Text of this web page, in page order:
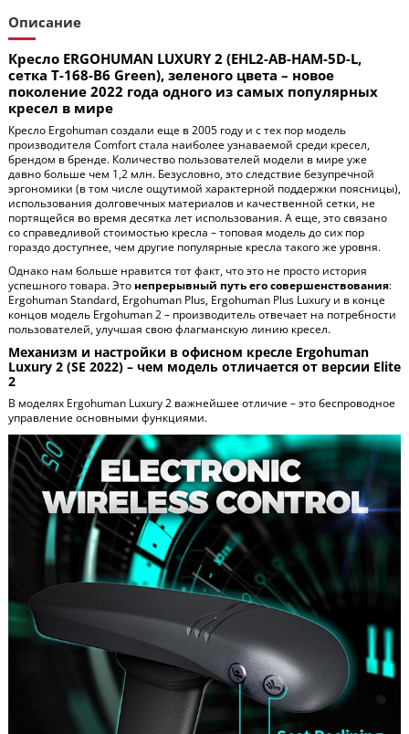
Описание
Кресло ERGOHUMAN LUXURY 2 (EHL2-AB-HAM-5D-L,
сетка Т-168-B6 Green), зеленого цвета – новое
поколение 2022 года одного из самых популярных
кресел в мире
Кресло Ergohuman создали еще в 2005 году и с тех пор модель
производителя Comfort стала наиболее узнаваемой среди кресел,
брендом в бренде. Количество пользователей модели в мире уже
давно больше чем 1,2 млн. Безусловно, это следствие безупречной
эргономики (в том числе ощутимой характерной поддержки поясницы),
использования долговечных материалов и качественной сетки, не
портящейся во время десятка лет использования. А еще, это связано
со справедливой стоимостью кресла – топовая модель до сих пор
гораздо доступнее, чем другие популярные кресла такого же уровня.
Однако нам больше нравится тот факт, что это не просто история
успешного товара. Это непрерывный путь его совершенствования:
Ergohuman Standard, Ergohuman Plus, Ergohuman Plus Luxury и в конце
концов модель Ergohuman 2 – производитель отвечает на потребности
пользователей, улучшая свою флагманскую линию кресел.
Механизм и настройки в офисном кресле Ergohuman
Luxury 2 (SE 2022) – чем модель отличается от версии Elite
2
В моделях Ergohuman Luxury 2 важнейшее отличие – это беспроводное
управление основными функциями.